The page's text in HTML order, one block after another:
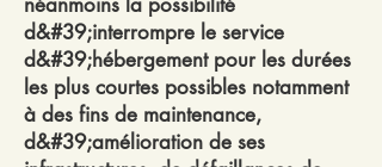
d&#39;interrompre le service
d&#39;hébergement pour les durées
les plus courtes possibles notamment
à des fins de maintenance,
d&#39;amélioration de ses